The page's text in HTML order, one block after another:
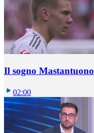
Il sogno Mastantuono
02:00